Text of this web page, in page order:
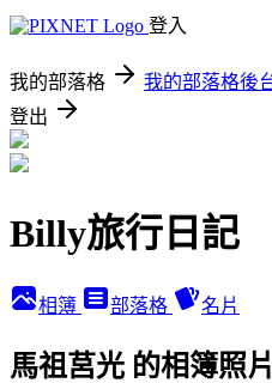
登入
我的部落格 我的部落格後
登出
Billy旅行日記
相簿 部落格 名片
馬祖莒光 的相簿照片